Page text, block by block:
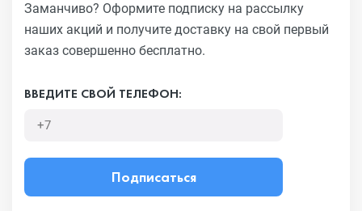
Заманчиво? Оформите подписку на рассылку
наших акций и получите доставку на свой первый
заказ совершенно бесплатно.
ВВЕДИТЕ СВОЙ ТЕЛЕФОН:
Подписаться